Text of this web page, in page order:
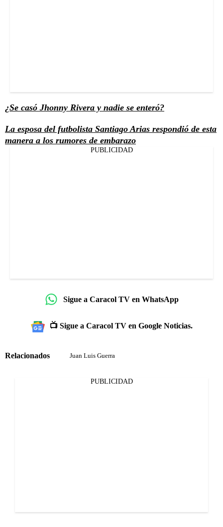
¿Se casó Jhonny Rivera y nadie se enteró?
La esposa del futbolista Santiago Arias respondió de esta
manera a los rumores de embarazo
PUBLICIDAD
Sigue a Caracol TV en WhatsApp
📺 Sigue a Caracol TV en Google Noticias.
Relacionados Juan Luis Guerra
PUBLICIDAD